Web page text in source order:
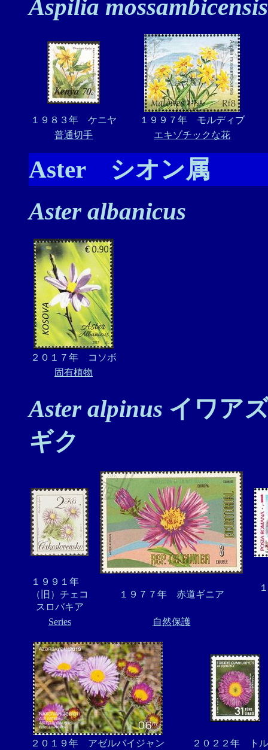
Aspilia mossambicensis
１９８３年 ケニヤ
１９９７年 モルディブ
普通切手
エキゾチックな花
Aster シオン属
Aster albanicus
２０１７年 コソボ
固有植物
Aster alpinus イワア
ギク
１９９１年
（旧）チェコ
スロバキア
１９７７年 赤道ギニア
Series 自然保護
２０１９年 アゼルバイジャン ２０２２年 ト